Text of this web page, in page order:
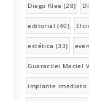
Diego Klee (28)
editorial (40)
estética (33)
Guaracilei Maciel
implante imediato